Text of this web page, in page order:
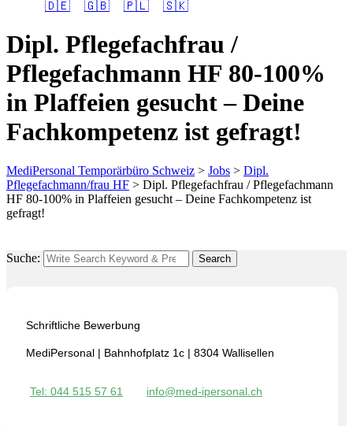
🇩🇪
🇬🇧 🇵🇱 🇸🇰
Dipl. Pflegefachfrau /
Pflegefachmann HF 80-100%
in Plaffeien gesucht – Deine
Fachkompetenz ist gefragt!
MediPersonal Temporärbüro Schweiz > Jobs > Dipl.
Pflegefachmann/frau HF > Dipl. Pflegefachfrau / Pflegefachmann
HF 80-100% in Plaffeien gesucht – Deine Fachkompetenz ist
gefragt!
Suche: Search
Schriftliche Bewerbung
MediPersonal | Bahnhofplatz 1c | 8304 Wallisellen
Tel: 044 515 57 61 info@med-ipersonal.ch